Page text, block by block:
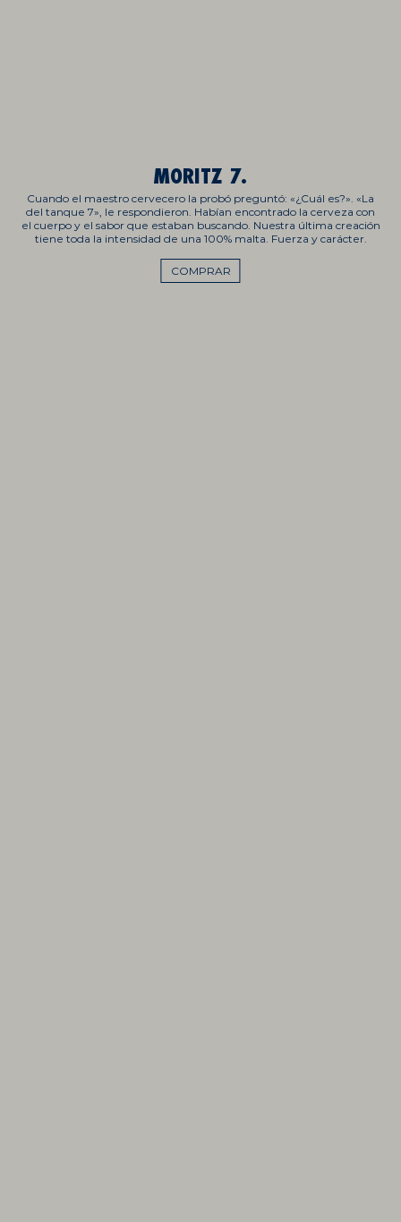
MORITZ 7.
Cuando el maestro cervecero la probó preguntó: «¿Cuál es?». «La
del tanque 7», le respondieron. Habían encontrado la cerveza con
el cuerpo y el sabor que estaban buscando. Nuestra última creación
tiene toda la intensidad de una 100% malta. Fuerza y carácter.
COMPRAR